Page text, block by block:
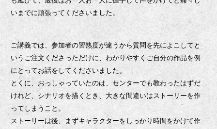
いまでに頑張ってくださいました。
ご講義では、参加者の習熟度が違うから質問を先によこしてと
いうご注文くださっただけに、わかりやすくご自分の作品を例
にとってお話をしてくださいました。
とくに、おっしゃっていたのは、センターでも教わったはずだ
けれど、シナリオを描くとき、大きな間違いはストーリーを作
ってしまうこと。
ストーリーは後、まずキャラクターをしっかり時間をかけて作